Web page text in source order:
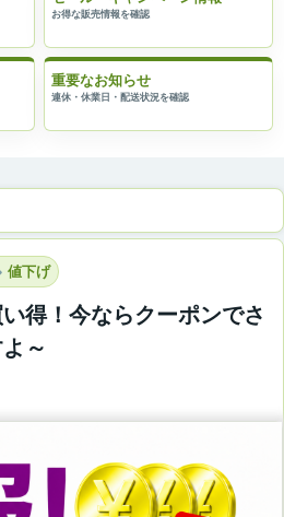
重要なお知らせ
値下げ
得！今ならクーポンでさ
～